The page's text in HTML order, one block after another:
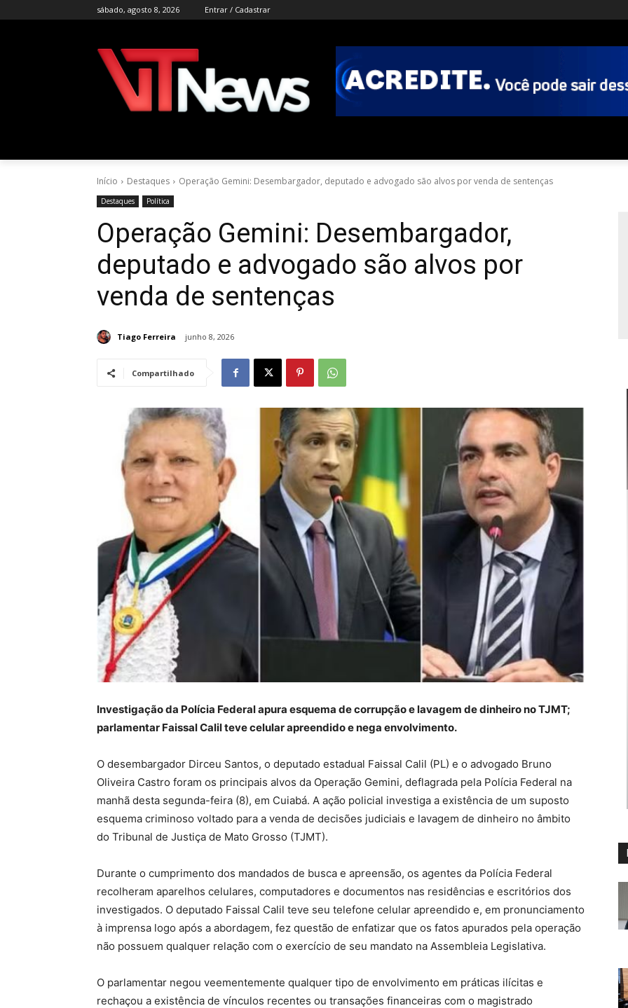
sábado, agosto 8, 2026 Entrar / Cadastrar
Início Destaques Operação Gemini: Desembargador, deputado e advogado são alvos por venda de sentenças
Destaques Política
Operação Gemini: Desembargador,
deputado e advogado são alvos por
venda de sentenças
Tiago Ferreira junho 8, 2026
Compartilhado
Investigação da Polícia Federal apura esquema de corrupção e lavagem de dinheiro no TJMT;
parlamentar Faissal Calil teve celular apreendido e nega envolvimento.
O desembargador Dirceu Santos, o deputado estadual Faissal Calil (PL) e o advogado Bruno
Oliveira Castro foram os principais alvos da Operação Gemini, deflagrada pela Polícia Federal na
manhã desta segunda-feira (8), em Cuiabá. A ação policial investiga a existência de um suposto
esquema criminoso voltado para a venda de decisões judiciais e lavagem de dinheiro no âmbito
do Tribunal de Justiça de Mato Grosso (TJMT).
Durante o cumprimento dos mandados de busca e apreensão, os agentes da Polícia Federal
recolheram aparelhos celulares, computadores e documentos nas residências e escritórios dos
investigados. O deputado Faissal Calil teve seu telefone celular apreendido e, em pronunciamento
à imprensa logo após a abordagem, fez questão de enfatizar que os fatos apurados pela operação
não possuem qualquer relação com o exercício de seu mandato na Assembleia Legislativa.
O parlamentar negou veementemente qualquer tipo de envolvimento em práticas ilícitas e
rechaçou a existência de vínculos recentes ou transações financeiras com o magistrado